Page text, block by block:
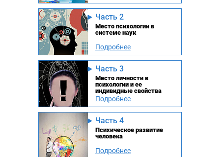
Часть 2
Место психологии в
системе наук
Подробнее
Часть 3
Место личности в
психологии и ее
индивидные свойства
Подробнее
Часть 4
Психическое развитие
человека
Подробнее